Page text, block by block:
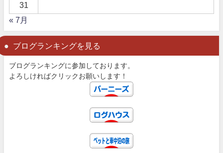
31
« 7月
ブログランキングを見る
ブログランキングに参加しております。
よろしければクリックお願いします！